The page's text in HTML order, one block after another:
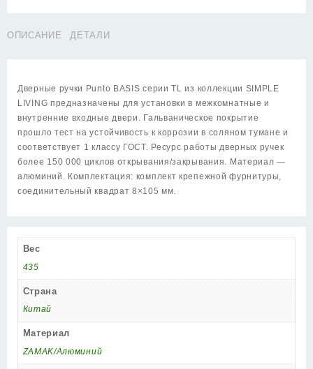
(Пунто)
TL)
SN/CP-
3
никель/
ОПИСАНИЕ ДЕТАЛИ
Дверные ручки Punto BASIS серии TL из коллекции SIMPLE
LIVING предназначены для установки в межкомнатные и
внутренние входные двери. Гальваническое покрытие
прошло тест на устойчивость к коррозии в соляном тумане и
соответствует 1 классу ГОСТ. Ресурс работы дверных ручек
более 150 000 циклов открывания/закрывания. Материал —
алюминий. Комплектация: комплект крепежной фурнитуры,
соединительный квадрат 8×105 мм.
Вес
435
Страна
Китай
Материал
ZAMAK/Алюминий